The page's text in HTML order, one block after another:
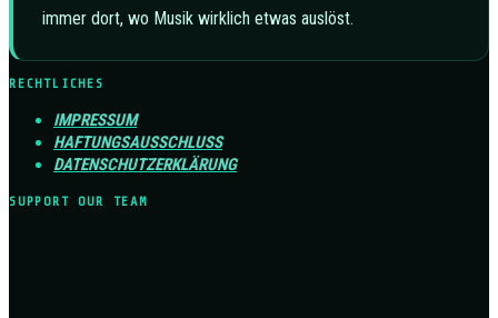
immer dort, wo Musik wirklich etwas auslöst.
RECHTLICHES
IMPRESSUM
HAFTUNGSAUSSCHLUSS
DATENSCHUTZERKLÄRUNG
SUPPORT OUR TEAM